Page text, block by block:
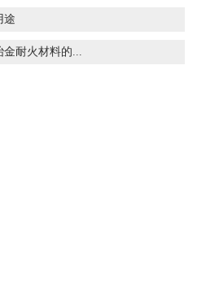
途
金耐火材料的...